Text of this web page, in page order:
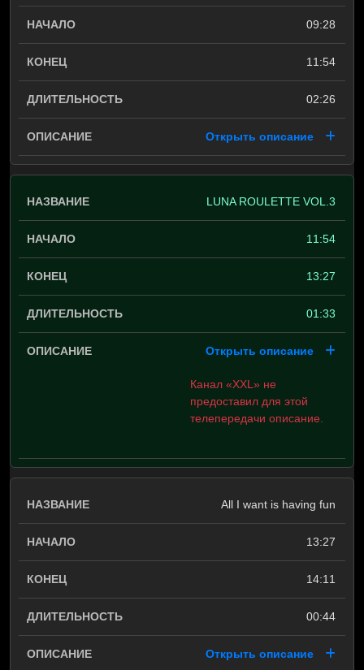
09:28
11:54
02:26
Открыть описание
LUNA ROULETTE VOL.3
11:54
13:27
01:33
Открыть описание
Канал «XXL» не
предоставил для этой
телепередачи описание.
All I want is having fun
13:27
14:11
00:44
Открыть описание